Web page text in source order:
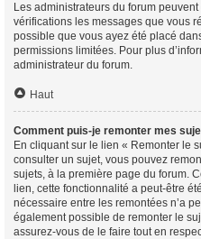
Les administrateurs du forum
vérifications les messages que vous
possible que vous ayez été placé
permissions limitées. Pour plus
administrateur du forum.
Haut
Comment puis-je remonter mes
En cliquant sur le lien « Remonter le
consulter un sujet, vous pouvez
sujets, à la première page du forum.
lien, cette fonctionnalité a peut-être
nécessaire entre les remontées n’a
également possible de remonter le
assurez-vous de le faire tout en